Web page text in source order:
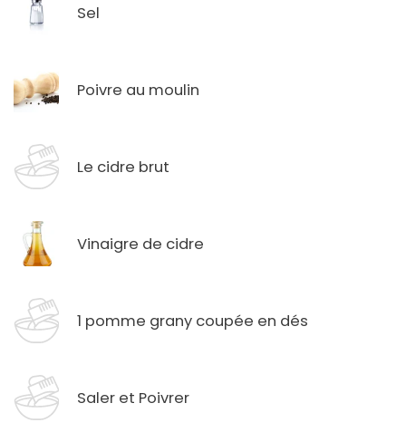
Sel
Poivre au moulin
Le cidre brut
Vinaigre de cidre
1 pomme grany coupée en dés
Saler et Poivrer